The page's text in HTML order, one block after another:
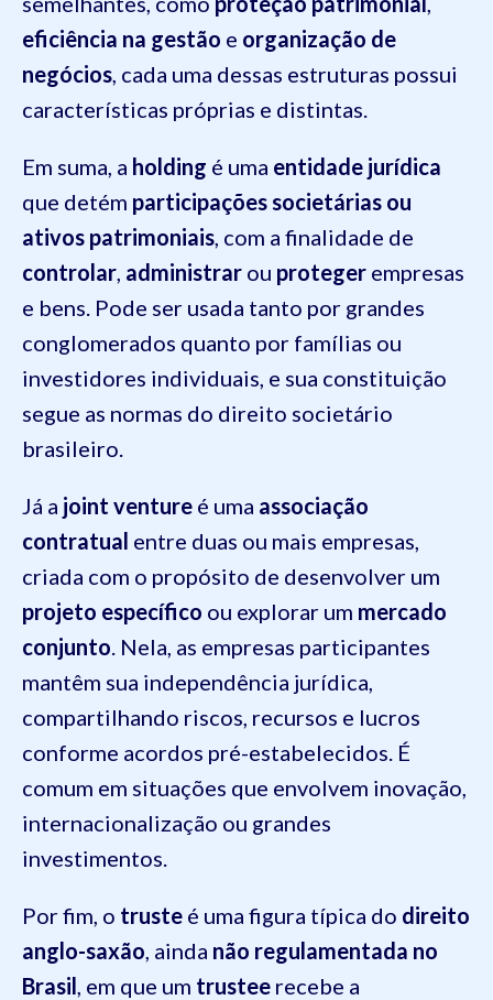
eficiência na gestão e organização de
negócios , cada uma dessas estruturas possui
características próprias e distintas.
Em suma, a holding é uma entidade jurídica
que detém participações societárias ou
ativos patrimoniais , com a finalidade de
controlar administrar ou proteger empresas
e bens. Pode ser usada tanto por grandes
conglomerados quanto por famílias ou
investidores individuais, e sua constituição
segue as normas do direito societário
brasileiro.
Já a joint venture é uma associação
contratual entre duas ou mais empresas,
criada com o propósito de desenvolver um
projeto específico ou explorar um mercado
conjunto . Nela, as empresas participantes
mantêm sua independência jurídica,
compartilhando riscos, recursos e lucros
conforme acordos pré-estabelecidos. É
comum em situações que envolvem inovação,
internacionalização ou grandes
investimentos.
Por fim, o truste é uma figura típica do direito
anglo-saxão , ainda não regulamentada no
Brasil , em que um trustee recebe a